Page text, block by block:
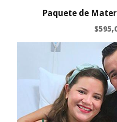
Paquete de
$